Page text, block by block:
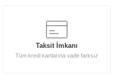
Taksit İmkanı
Tüm kredi kartlarına vade farksız